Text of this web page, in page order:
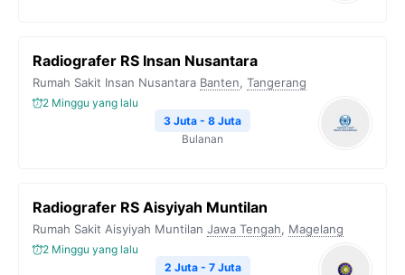
Radiografer RS Insan Nusantara
Rumah Sakit Insan Nusantara Banten, Tangerang
2 Minggu yang lalu
3 Juta - 8 Juta
Bulanan
Radiografer RS Aisyiyah Muntilan
Rumah Sakit Aisyiyah Muntilan Jawa Tengah, Magelang
2 Minggu yang lalu
2 Juta - 7 Juta